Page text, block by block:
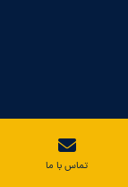
تماس با ما